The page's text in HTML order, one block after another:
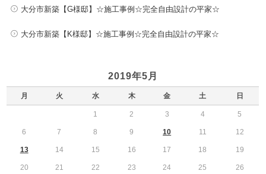
大分市新築【G様邸】☆施工事例☆完全自由設計の平家☆
大分市新築【K様邸】☆施工事例☆完全自由設計の平家☆
2019年5月
月 火 水 木 金 土 日
1 2 3 4 5
6 7 8 9 10 11 12
13 14 15 16 17 18 19
20 21 22 23 24 25 26